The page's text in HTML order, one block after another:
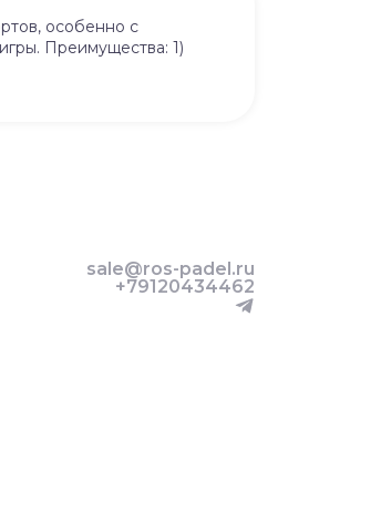
особенно с
Преимущества: 1)
sale@ros-padel.ru
+79120434462